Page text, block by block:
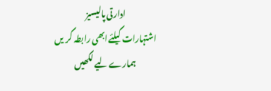
ادارتی پالیسیز
اشتہارات کیلئے ابھی رابطہ کریں
ہمارے لیے لکھیں